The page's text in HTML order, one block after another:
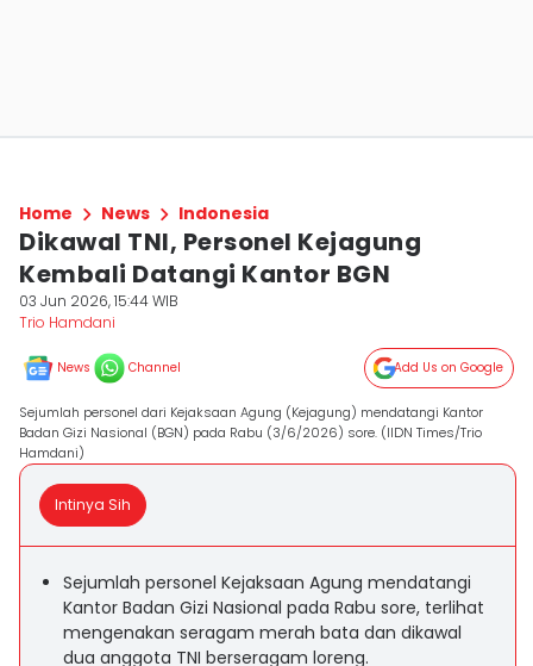
Home News Indonesia
Dikawal TNI, Personel Kejagung
Kembali Datangi Kantor BGN
03 Jun 2026, 15:44 WIB
Trio Hamdani
News Channel Add Us on Google
Sejumlah personel dari Kejaksaan Agung (Kejagung) mendatangi Kantor
Badan Gizi Nasional (BGN) pada Rabu (3/6/2026) sore. (IIDN Times/Trio
Hamdani)
Intinya Sih
Sejumlah personel Kejaksaan Agung mendatangi
Kantor Badan Gizi Nasional pada Rabu sore, terlihat
mengenakan seragam merah bata dan dikawal
dua anggota TNI berseragam loreng.